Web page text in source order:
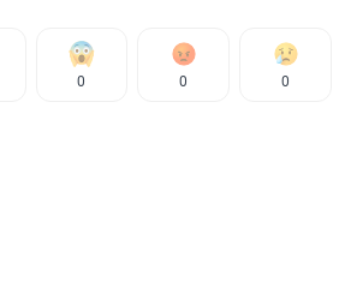
0 0 0